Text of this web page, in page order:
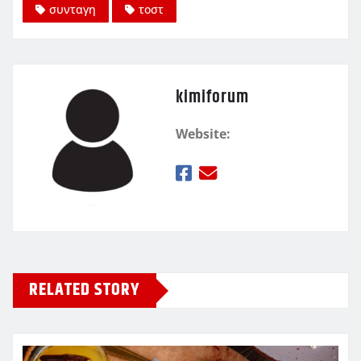
συνταγη
τοστ
kimiforum
Website:
RELATED STORY